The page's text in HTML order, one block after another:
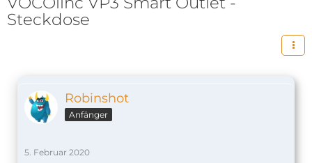
Steckdose
Robinshot
Anfänger
5. Februar 2020